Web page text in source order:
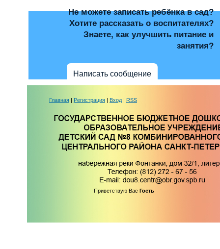
Не можете записать ребёнка в сад?
Хотите рассказать о воспитателях?
Знаете, как улучшить питание и
занятия?
Написать сообщение
Главная | Регистрация | Вход | RSS
Приветствую Вас Гость